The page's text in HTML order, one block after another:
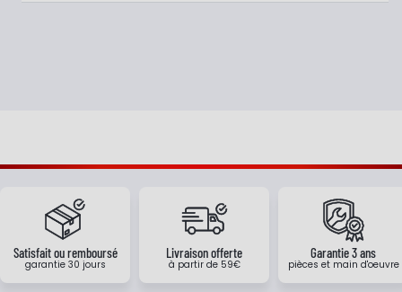
Satisfait ou remboursé
garantie 30 jours
Livraison offerte
à partir de 59€
Garantie 3 ans
pièces et main d'oeuvre